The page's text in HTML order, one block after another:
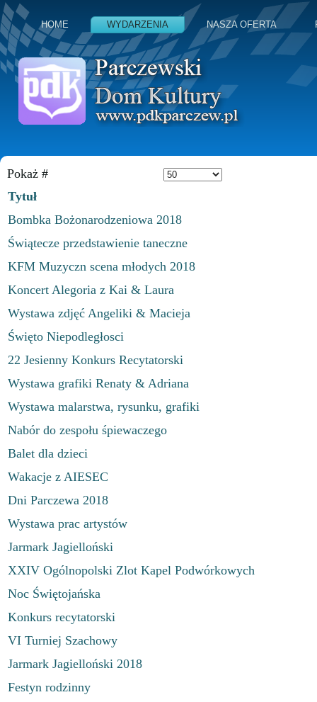
HOME WYDARZENIA NASZA OFERTA
Pokaż #
Tytuł
Bombka Bożonarodzeniowa 2018
Świątecze przedstawienie taneczne
KFM Muzyczn scena młodych 2018
Koncert Alegoria z Kai & Laura
Wystawa zdjęć Angeliki & Macieja
Święto Niepodległosci
22 Jesienny Konkurs Recytatorski
Wystawa grafiki Renaty & Adriana
Wystawa malarstwa, rysunku, grafiki
Nabór do zespołu śpiewaczego
Balet dla dzieci
Wakacje z AIESEC
Dni Parczewa 2018
Wystawa prac artystów
Jarmark Jagielloński
XXIV Ogólnopolski Zlot Kapel Podwórkowych
Noc Świętojańska
Konkurs recytatorski
VI Turniej Szachowy
Jarmark Jagielloński 2018
Festyn rodzinny